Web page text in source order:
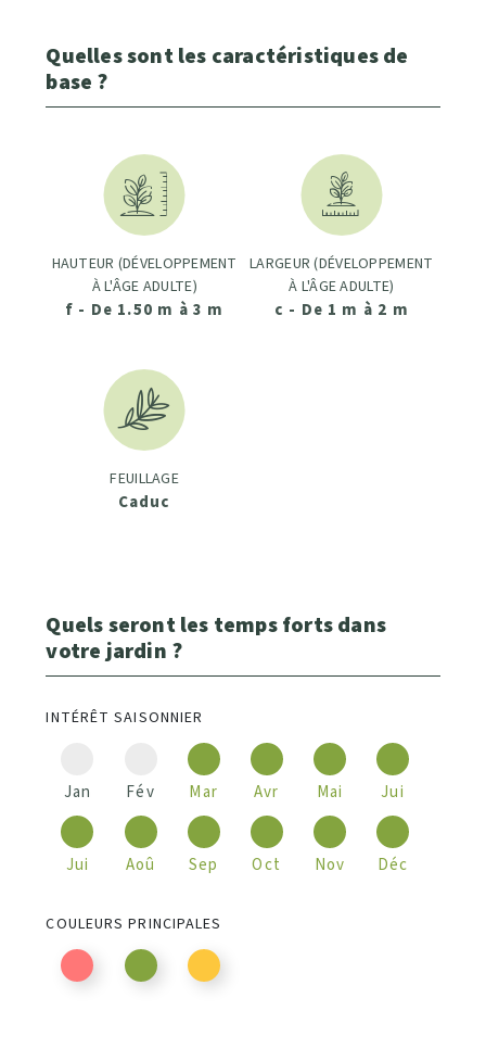
Quelles sont les caractéristiques de
base ?
HAUTEUR (DÉVELOPPEMENT
À L'ÂGE ADULTE)
f - De 1.50 m à 3 m
LARGEUR (DÉVELOPPEMENT
À L'ÂGE ADULTE)
c - De 1 m à 2 m
FEUILLAGE
Caduc
Quels seront les temps forts dans
votre jardin ?
INTÉRÊT SAISONNIER
Jan Fév Mar Avr Mai Jui
Jui Aoû Sep Oct Nov Déc
COULEURS PRINCIPALES